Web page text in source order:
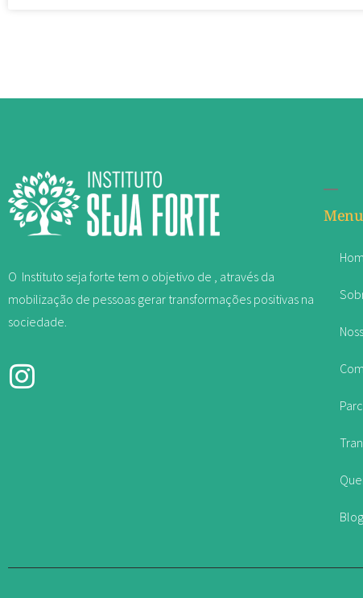
O Instituto seja forte tem o objetivo de , através da
mobilização de pessoas gerar transformações positivas na
sociedade.
Menu
Blog